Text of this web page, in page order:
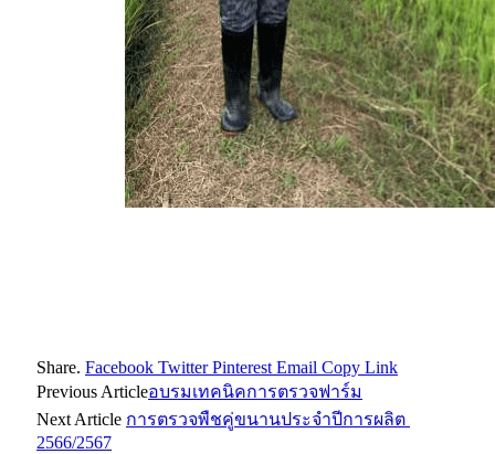
Share. Facebook Twitter Pinterest Email Copy Link
Previous Articleอบรมเทคนิคการตรวจฟาร์ม
Next Article การตรวจพืชคู่ขนานประจำปีการผลิต
2566/2567